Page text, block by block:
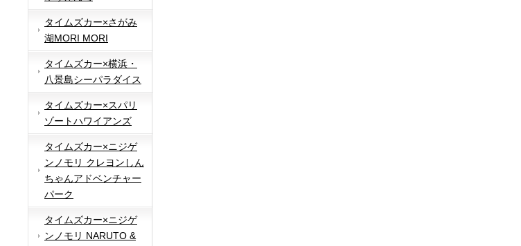
タイムズカー×さがみ
湖MORI MORI
タイムズカー×横浜・
八景島シーパラダイス
タイムズカー×スパリ
ゾートハワイアンズ
タイムズカー×ニジゲ
ンノモリ クレヨンしん
ちゃんアドベンチャー
パーク
タイムズカー×ニジゲ
ンノモリ NARUTO &